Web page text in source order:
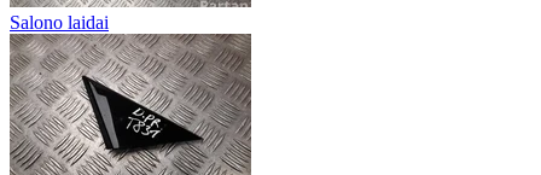
Salono laidai